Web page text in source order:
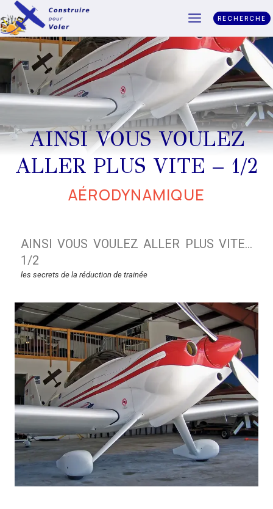
RECHERCHE
AINSI VOUS VOULEZ
ALLER PLUS VITE – 1/2
AÉRODYNAMIQUE
AINSI VOUS VOULEZ ALLER PLUS VITE…
1/2
les secrets de la réduction de trainée